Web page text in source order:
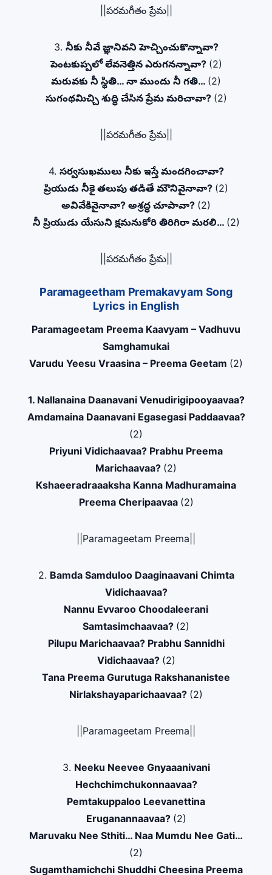
||పరమగీతం ప్రేమ||
3. నీకు నీవే జ్ఞానివని హెచ్చించుకొన్నావా?
పెంటకుప్పలో లేవనెత్తిన ఎరుగనన్నావా? (2)
మరువకు నీ స్థితి… నా ముందు నీ గతి… (2)
సుగంథమిచ్చి శుద్ధి చేసిన ప్రేమ మరిచావా? (2)
||పరమగీతం ప్రేమ||
4. సర్వసుఖములు నీకు ఇస్తే మందగించావా?
ప్రియుడు నీకై తలుపు తడితే మౌనివైనావా? (2)
అవివేకివైనావా? అశ్రద్ధ చూపావా? (2)
నీ ప్రియుడు యేసుని క్షమనుకోరి తిరిగిరా మరలి… (2)
||పరమగీతం ప్రేమ||
Paramageetham Premakavyam Song
Lyrics in English
Paramageetam Preema Kaavyam – Vadhuvu
Samghamukai
Varudu Yeesu Vraasina – Preema Geetam (2)
1. Nallanaina Daanavani Venudirigipooyaavaa?
Amdamaina Daanavani Egasegasi Paddaavaa?
(2)
Priyuni Vidichaavaa? Prabhu Preema
Marichaavaa? (2)
Kshaeeradraaaksha Kanna Madhuramaina
Preema Cheripaavaa (2)
||Paramageetam Preema||
2. Bamda Samduloo Daaginaavani Chimta
Vidichaavaa?
Nannu Evvaroo Choodaleerani
Samtasimchaavaa? (2)
Pilupu Marichaavaa? Prabhu Sannidhi
Vidichaavaa? (2)
Tana Preema Gurutuga Rakshananistee
Nirlakshayaparichaavaa? (2)
||Paramageetam Preema||
3. Neeku Neevee Gnyaaanivani
Hechchimchukonnaavaa?
Pemtakuppaloo Leevanettina
Eruganannaavaa? (2)
Maruvaku Nee Sthiti… Naa Mumdu Nee Gati…
(2)
Sugamthamichchi Shuddhi Cheesina Preema